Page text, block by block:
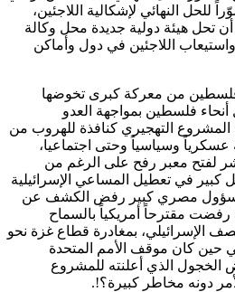
للحل النهائي لإشكالية اللاجئين،
تحل هيئة دولية جديدة محل وكالة
اللاجئين في دول وأماكن
من معركة كبرى تخوضها
فلسطين بمواجهة العدو
التهجيري كنافذة للهروب من
عسكرياً وسياسياً وحتى اجتماعيا،
لفتح معبر رفح على الرغم من
في تعطيل المساعي الإسرائيلية
مسؤول مصري كبير رفض الكشف عن
رفضت مقترحاً أمريكياً بالسماح
الإسرائيلي، بمغادرة قطاع غزة نحو
حين كان موقف الأمم المتحدة
الخجول الذي أعلنته للمشروع
دونه مخاطر كبيرة؟!.